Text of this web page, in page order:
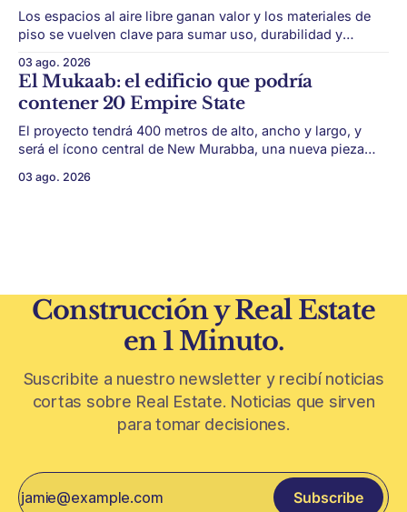
Los espacios al aire libre ganan valor y los materiales de
piso se vuelven clave para sumar uso, durabilidad y
y terrazas se volvieron protagonistas de la vivienda.
Después de años en los que el exterior era visto como un
plus,
03 ago. 2026
El Mukaab: el edificio que podría
contener 20 Empire State
El proyecto tendrá 400 metros de alto, ancho y largo, y
será el ícono central de New Murabba, una nueva pieza
avanza con una de las obras más ambiciosas del
03 ago. 2026
Construcción y Real Estate
en 1 Minuto.
Suscribite a nuestro newsletter y recibí noticias
cortas sobre Real Estate. Noticias que sirven
para tomar decisiones.
Subscribe